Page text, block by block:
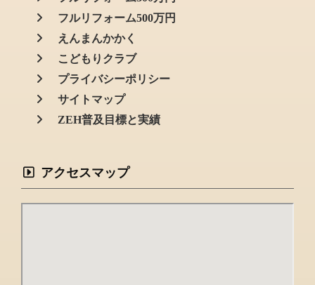
フルリフォーム500万円
えんまんかかく
こどもりクラブ
プライバシーポリシー
サイトマップ
ZEH普及目標と実績
アクセスマップ